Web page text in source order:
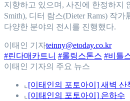
지향하고 있으며, 사진에 한정하지
Smith), 디터 람스(Dieter Rams) 작
다양한 분야의 전시를 진행했다.
이태인 기자teinny@etoday.co.kr
#린다매카트니 #롤링스톤스 #비틀
이태인 기자의 주요 뉴스
⌞ [이태인의 포토아이] 새벽 산
⌞ [이태인의 포토아이] 은하수